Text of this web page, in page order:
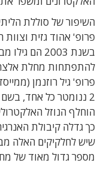
השיפור של סוללת
פרופ' אהוד גזית
בשנת 2003
להתפתחות מחלת
כך גדלה קיבולת
שיש לחלקיקים האלה
מספר גדול מאוד של